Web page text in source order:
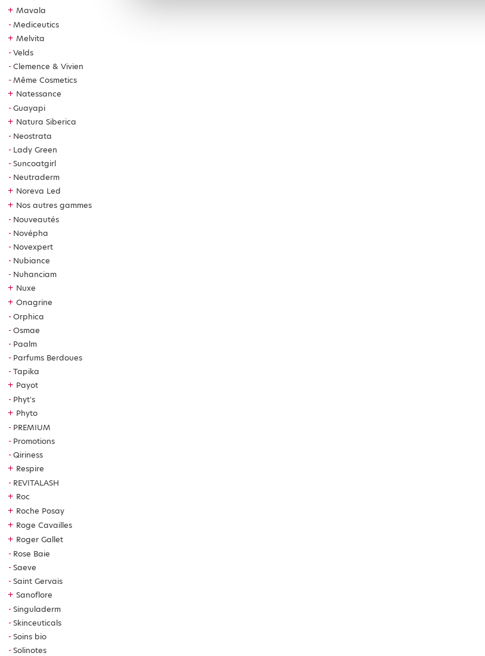
+ Mavala
Mediceutics
+ Melvita
Velds
Clemence & Vivien
Même Cosmetics
+ Natessance
Guayapi
+ Natura Siberica
Neostrata
Lady Green
Suncoatgirl
Neutraderm
+ Noreva Led
+ Nos autres gammes
Nouveautés
Novépha
Novexpert
Nubiance
Nuhanciam
+ Nuxe
+ Onagrine
Orphica
Osmae
Paalm
Parfums Berdoues
Tapika
+ Payot
Phyt's
+ Phyto
PREMIUM
Promotions
Qiriness
+ Respire
REVITALASH
+ Roc
+ Roche Posay
+ Roge Cavailles
+ Roger Gallet
Rose Baie
Saeve
Saint Gervais
+ Sanoflore
Singuladerm
Skinceuticals
Soins bio
Solinotes